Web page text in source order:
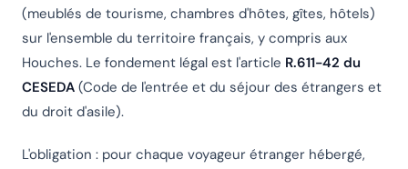
(meublés de tourisme, chambres d'hôtes, gîtes, hôtels)
sur l'ensemble du territoire français, y compris aux
Houches. Le fondement légal est l'article R.611-42 du
CESEDA (Code de l'entrée et du séjour des étrangers et
du droit d'asile).
L'obligation : pour chaque voyageur étranger hébergé,